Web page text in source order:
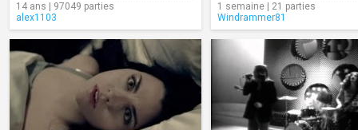
14 ans | 97049 parties
alex1103
1 semaine | 21 parties
Windrammer81